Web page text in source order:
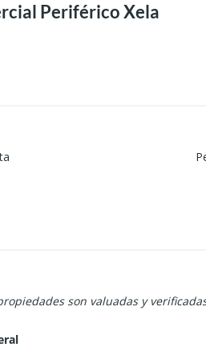
Periférico Xela
son valuadas y